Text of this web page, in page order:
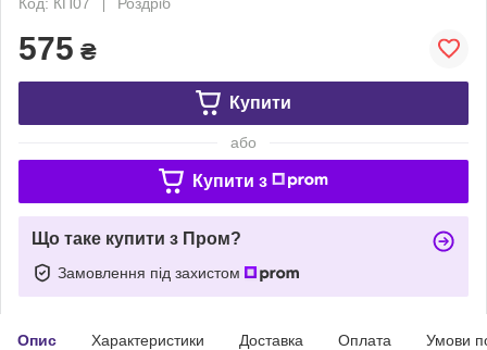
575 ₴
Купити
або
Купити з
Що таке купити з Пром?
Замовлення під захистом
Опис Характеристики Доставка Оплата Умови